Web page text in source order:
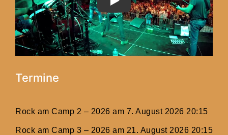
Termine
Rock am Camp 2 – 2026 am 7. August 2026 20:15
Rock am Camp 3 – 2026 am 21. August 2026 20:15